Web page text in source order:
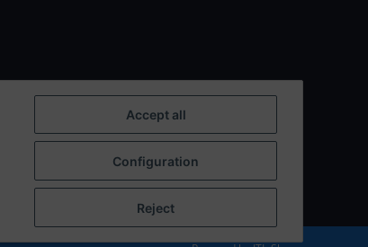
Accept all
Configuration
Reject